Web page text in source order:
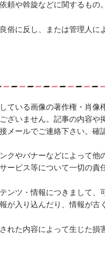
頼や斡旋などに関するもの。
俗に反し、または管理人に
ている画像の著作権・肖
ざいません。記事の内容
メールでご連絡下さい。確
クやバナーなどによって
ービス等について一切の責
ンツ・情報につきまして
が入り込んだり、情報が古
れた内容によって生じた損